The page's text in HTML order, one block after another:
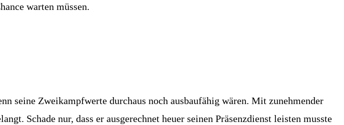
warten müssen.
seine Zweikampfwerte durchaus noch ausbaufähig wären. Mit zunehmender
Schade nur, dass er ausgerechnet heuer seinen Präsenzdienst leisten musste